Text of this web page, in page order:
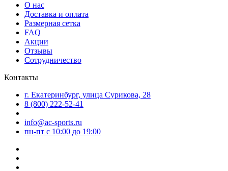
О нас
Доставка и оплата
Размерная сетка
FAQ
Акции
Отзывы
Сотрудничество
Контакты
г. Екатеринбург, улица Сурикова, 28
8 (800) 222-52-41
info@ac-sports.ru
пн-пт c 10:00 до 19:00